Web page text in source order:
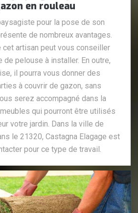
en rouleau
pour la pose de son
de nombreux avantages.
cet artisan peut vous conseiller
de pelouse à installer. En outre,
il pourra vous donner des
à couvrir de gazon, sans
serez accompagné dans la
qui pourront être utilisés
votre jardin. Dans la ville de
le 21320, Castagna Elagage est
pour ce type de travail.